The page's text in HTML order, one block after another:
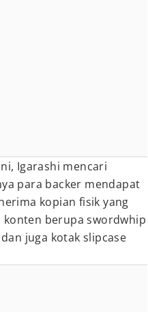
Igarashi mencari
para backer mendapat
kopian fisik yang
konten berupa swordwhip
juga kotak slipcase